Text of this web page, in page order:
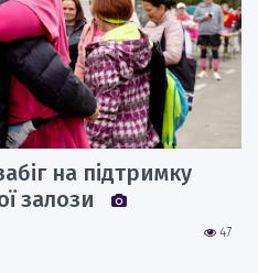
на підтримку
залози
47